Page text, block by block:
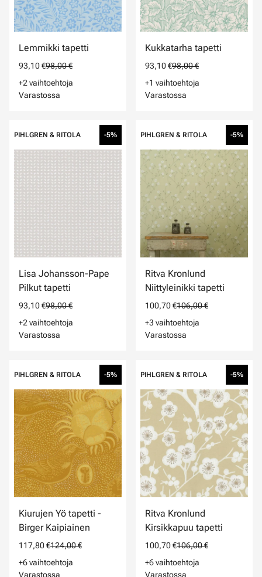
Lemmikki tapetti
93,10 €98,00 €
+2 vaihtoehtoja
Varastossa
Kukkatarha tapetti
93,10 €98,00 €
+1 vaihtoehtoja
Varastossa
PIHLGREN & RITOLA -5%
Lisa Johansson-Pape
Pilkut tapetti
93,10 €98,00 €
+2 vaihtoehtoja
Varastossa
PIHLGREN & RITOLA -5%
Ritva Kronlund
Niittyleinikki tapetti
100,70 €106,00 €
+3 vaihtoehtoja
Varastossa
PIHLGREN & RITOLA -5%
Kiurujen Yö tapetti -
Birger Kaipiainen
117,80 €124,00 €
+6 vaihtoehtoja
Varastossa
PIHLGREN & RITOLA -5%
Ritva Kronlund
Kirsikkapuu tapetti
100,70 €106,00 €
+6 vaihtoehtoja
Varastossa